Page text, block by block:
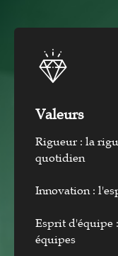
Valeurs
Rigueur : la
quotidien
Innovation :
Esprit d'équipe
équipes